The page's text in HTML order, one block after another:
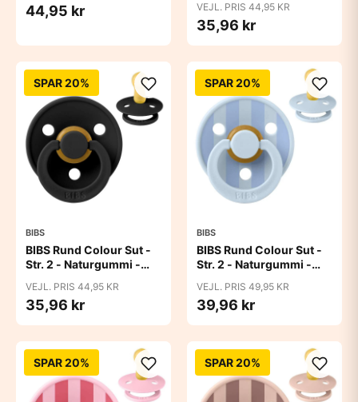
44,95 kr VEJL. PRIS 44,95 KR
35,96 kr
SPAR 20%
BIBS
BIBS Rund Colour Sut -
Str. 2 - Naturgummi -
VEJL. PRIS 44,95 KR
35,96 kr
SPAR 20%
BIBS
BIBS Rund Colour Sut -
Str. 2 - Naturgummi -
Blue/Dusty Blue
VEJL. PRIS 49,95 KR
39,96 kr
SPAR 20% SPAR 20%